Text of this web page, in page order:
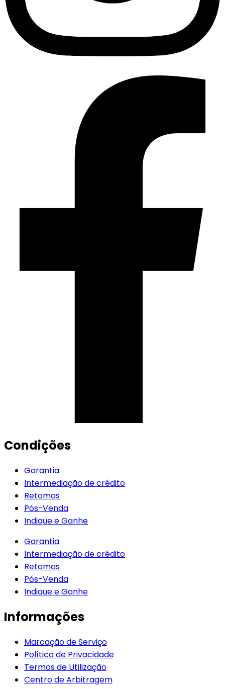
Condições
Garantia
Intermediação de crédito
Retomas
Pós-Venda
Indique e Ganhe
Garantia
Intermediação de crédito
Retomas
Pós-Venda
Indique e Ganhe
Informações
Marcação de Serviço
Política de Privacidade
Termos de Utilização
Centro de Arbitragem